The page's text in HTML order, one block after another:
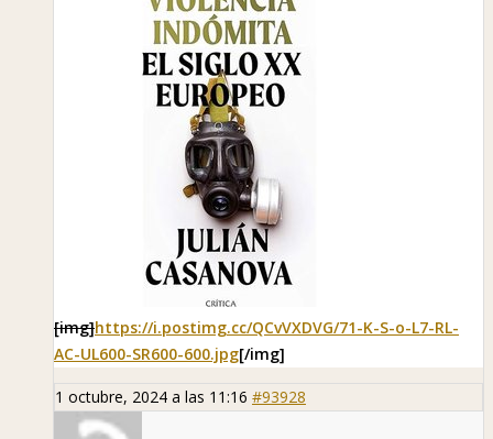
[img]https://i.postimg.cc/QCvVXDVG/71-K-S-o-L7-RL-
AC-UL600-SR600-600.jpg[/img]
1 octubre, 2024 a las 11:16 #93928